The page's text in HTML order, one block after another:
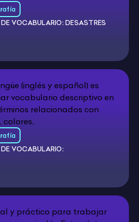
VOCABULARIO: DESASTRES
VOCABULARIO: